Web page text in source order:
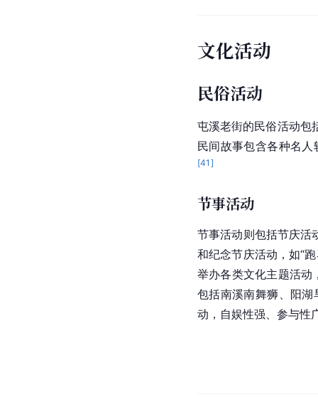
文化活动
民俗活动
屯溪老街的民俗活动包
民间故事包含各种名
[41 ]
节事活动
节事活动则包括节庆活
和纪念节庆活动，如“
举办各类文化主题活动
包括南溪南舞狮、阳湖
动，自娱性强、参与性